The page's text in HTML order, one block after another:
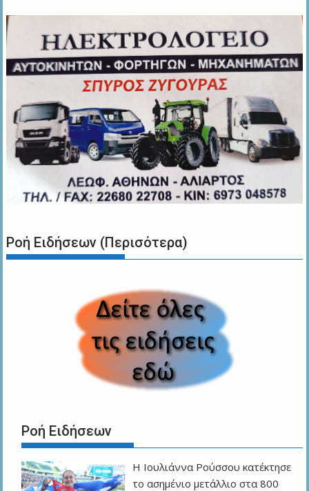
Ροή Ειδήσεων (Περισότερα)
Ροή Ειδήσεων
Η Ιουλιάννα Ρούσσου κατέκτησε
το ασημένιο μετάλλιο στα 800